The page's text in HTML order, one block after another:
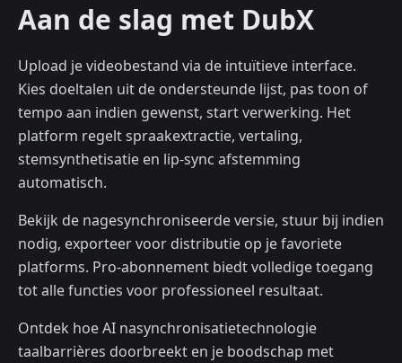
Aan de slag met DubX
Upload je videobestand via de intuïtieve interface.
Kies doeltalen uit de ondersteunde lijst, pas toon of
tempo aan indien gewenst, start verwerking. Het
platform regelt spraakextractie, vertaling,
stemsynthetisatie en lip-sync afstemming
automatisch.
Bekijk de nagesynchroniseerde versie, stuur bij indien
nodig, exporteer voor distributie op je favoriete
platforms. Pro-abonnement biedt volledige toegang
tot alle functies voor professioneel resultaat.
Ontdek hoe AI nasynchronisatietechnologie
taalbarrières doorbreekt en je boodschap met